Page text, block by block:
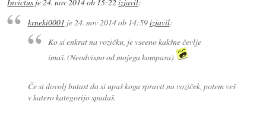
Invictus je24. nov 2014 ob 15:22 izjavil:
krneki0001 je24. nov 2014 ob 14:59izjavil:
Ko si enkrat na vozičku, je vseeno kakšne čevlje
imaš. (Neodvisno od mojega kompasa)
Če si dovolj butast da si upaš koga spravit na voziček, potem veš
v katero kategorijo spadaš.